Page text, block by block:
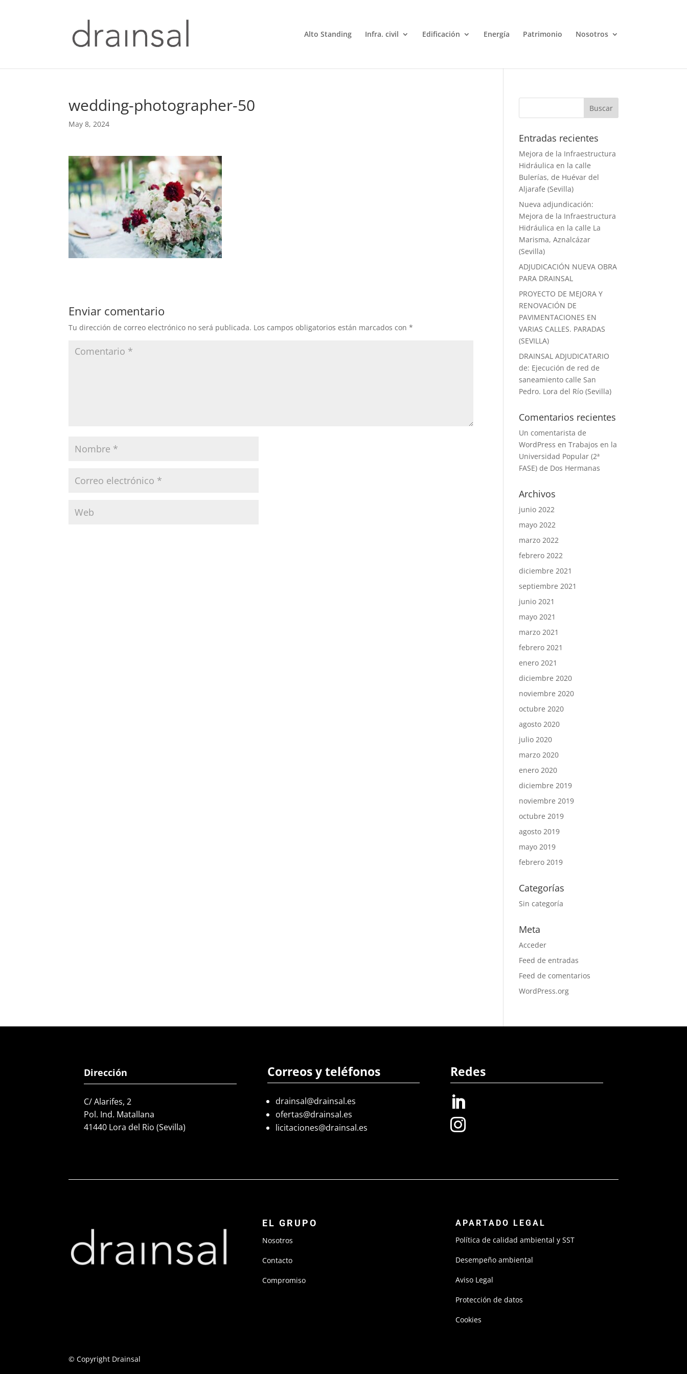
Alto Standing Infra. civil Edificación Energía Patrimonio Nosotros
wedding-photographer-50
May 8, 2024
Enviar comentario
Tu dirección de correo electrónico no será publicada. Los campos obligatorios están marcados con*
Entradas recientes
Mejora de la Infraestructura
Hidráulica en la calle
Bulerías, de Huévar del
Aljarafe (Sevilla)
Nueva adjundicación:
Mejora de la Infraestructura
Hidráulica en la calle La
Marisma, Aznalcázar
(Sevilla)
ADJUDICACIÓN NUEVA OBRA
PARA DRAINSAL
PROYECTO DE MEJORA Y
RENOVACIÓN DE
PAVIMENTACIONES EN
VARIAS CALLES. PARADAS
(SEVILLA)
DRAINSAL ADJUDICATARIO
de: Ejecución de red de
saneamiento calle San
Pedro. Lora del Río (Sevilla)
Comentarios recientes
Un comentarista de
WordPress enTrabajos en la
Universidad Popular (2ª
FASE) de Dos Hermanas
Archivos
junio 2022
mayo 2022
marzo 2022
febrero 2022
diciembre 2021
septiembre 2021
junio 2021
mayo 2021
marzo 2021
febrero 2021
enero 2021
diciembre 2020
noviembre 2020
octubre 2020
agosto 2020
julio 2020
marzo 2020
enero 2020
diciembre 2019
noviembre 2019
octubre 2019
agosto 2019
mayo 2019
febrero 2019
Categorías
Sin categoría
Meta
Acceder
Feed de entradas
Feed de comentarios
WordPress.org
Dirección
C/ Alarifes, 2
Pol. Ind. Matallana
41440 Lora del Rio (Sevilla)
Correos y teléfonos
drainsal@drainsal.es
ofertas@drainsal.es
licitaciones@drainsal.es
Redes


EL GRUPO
Nosotros
Contacto
Compromiso
APARTADO LEGAL
Política de calidad ambiental y SST
Desempeño ambiental
Aviso Legal
Protección de datos
Cookies
© Copyright Drainsal